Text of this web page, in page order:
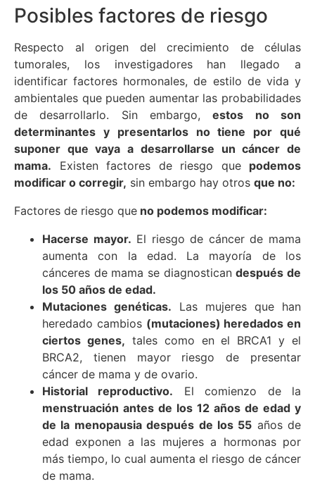
Posibles factores de riesgo
Respecto al origen del crecimiento de células
tumorales, los investigadores han llegado a
identificar factores hormonales, de estilo de vida y
ambientales que pueden aumentar las probabilidades
de desarrollarlo. Sin embargo,estos no son
determinantes y presentarlos no tiene por qué
suponer que vaya a desarrollarse un cáncer de
mama. Existen factores de riesgo que podemos
modificar o corregir, sin embargo hay otros que no:
Factores de riesgo que no podemos modificar:
Hacerse mayor. El riesgo de cáncer de mama
aumenta con la edad. La mayoría de los
cánceres de mama se diagnosticandespués de
los 50 años de edad.
Mutaciones genéticas. Las mujeres que han
heredado cambios (mutaciones) heredados en
ciertos genes, tales como en el BRCA1 y el
BRCA2, tienen mayor riesgo de presentar
cáncer de mama y de ovario.
Historial reproductivo. El comienzo de la
menstruación antes de los 12 años de edad y
de la menopausia después de los 55 años de
edad exponen a las mujeres a hormonas por
más tiempo, lo cual aumenta el riesgo de cáncer
de mama.